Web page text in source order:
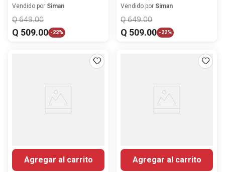
switch
Vendido por Siman
Q 649.00
Q 509.00 -22%
Switch
Vendido por Siman
Q 649.00
Q 509.00 -22%
Agregar al carrito Agregar al carrito